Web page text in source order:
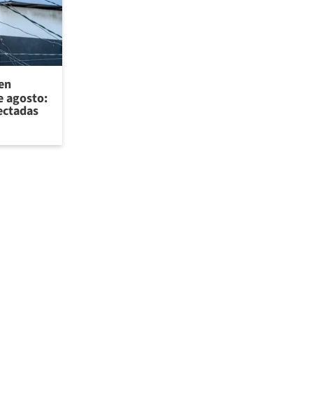
agosto: